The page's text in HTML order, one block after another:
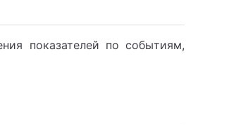
показателей по событиям,